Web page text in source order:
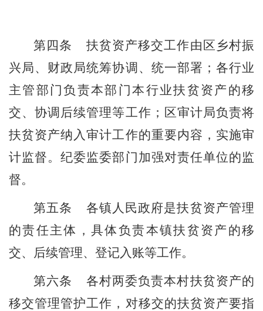
第四条 扶贫资产移交工作由 区乡村振
兴局、 财政局统筹协调 、 统一部署 ； 各行业
主管部门负责本部门本行业扶贫资产的移
交、协调后续管理等工作 ； 区审计局负责将
扶贫资产纳入审计工作的重要内容，实施审
计监督。纪委监委部门加强对责任单位的监
督。
第五条
各镇人民政府是扶贫资产管理
的责任主体，具体负责本镇扶贫资产的移
交、后续管理、登记入账等工作。
第六条
各村两委负责本村扶贫资产的
移交管理管护工作，对移交的扶贫资产要指